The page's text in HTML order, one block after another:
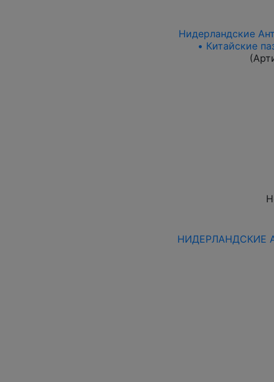
Нидерландские
• Китайские
НИДЕРЛАНДСКИЕ